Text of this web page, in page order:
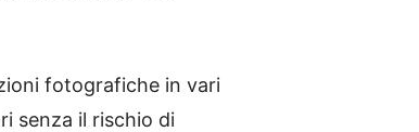
fotografiche in vari
senza il rischio di